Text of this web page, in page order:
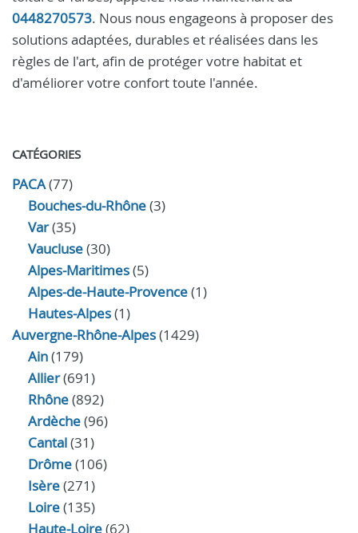
0448270573. Nous nous engageons à proposer des
solutions adaptées, durables et réalisées dans les
règles de l'art, afin de protéger votre habitat et
d'améliorer votre confort toute l'année.
CATÉGORIES
PACA(77)
Bouches-du-Rhône(3)
Var(35)
Vaucluse(30)
Alpes-Maritimes(5)
Alpes-de-Haute-Provence(1)
Hautes-Alpes(1)
Auvergne-Rhône-Alpes(1429)
Ain(179)
Allier(691)
Rhône(892)
Ardèche(96)
Cantal(31)
Drôme(106)
Isère(271)
Loire(135)
Haute-Loire(62)